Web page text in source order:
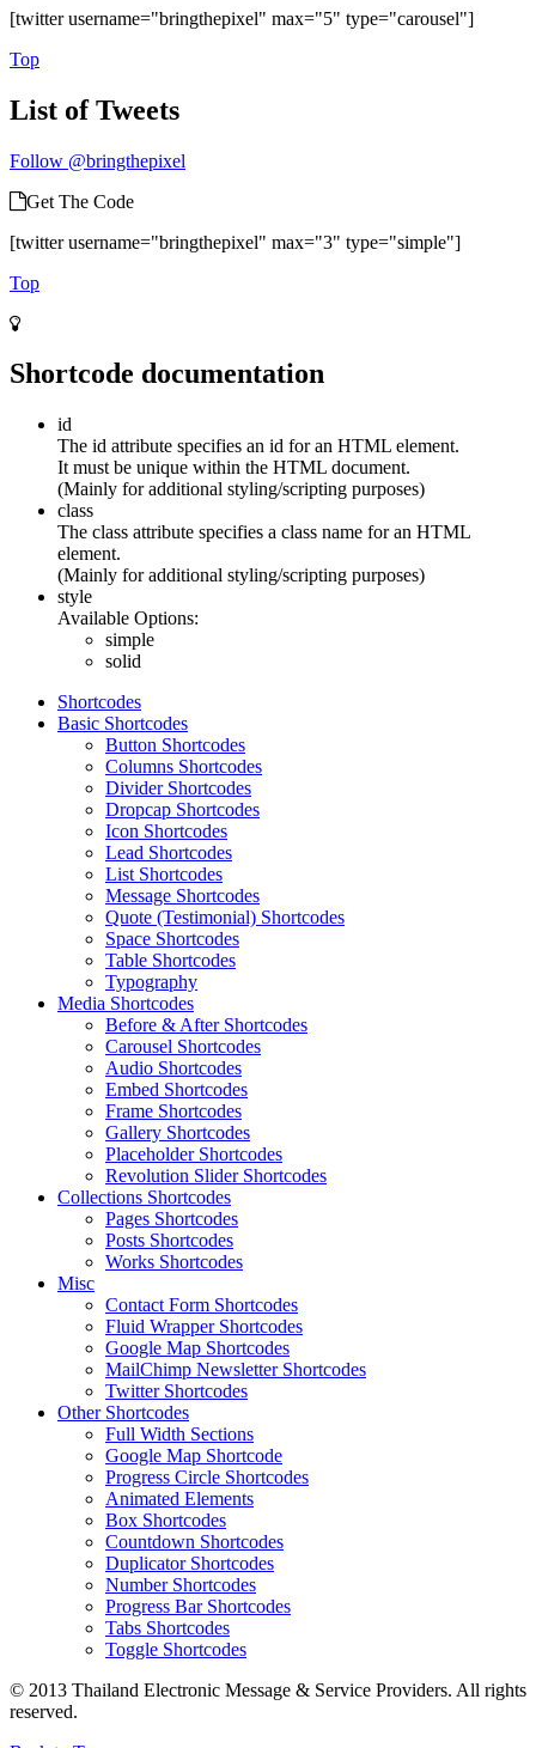
[twitter username="bringthepixel" max="5" type="carousel"]
Top
List of Tweets
Follow @bringthepixel
Get The Code
[twitter username="bringthepixel" max="3" type="simple"]
Top
Shortcode documentation
id
The id attribute specifies an id for an HTML element.
It must be unique within the HTML document.
(Mainly for additional styling/scripting purposes)
class
The class attribute specifies a class name for an HTML
element.
(Mainly for additional styling/scripting purposes)
style
Available Options:
simple
solid
Shortcodes
Basic Shortcodes
Button Shortcodes
Columns Shortcodes
Divider Shortcodes
Dropcap Shortcodes
Icon Shortcodes
Lead Shortcodes
List Shortcodes
Message Shortcodes
Quote (Testimonial) Shortcodes
Space Shortcodes
Table Shortcodes
Typography
Media Shortcodes
Before & After Shortcodes
Carousel Shortcodes
Audio Shortcodes
Embed Shortcodes
Frame Shortcodes
Gallery Shortcodes
Placeholder Shortcodes
Revolution Slider Shortcodes
Collections Shortcodes
Pages Shortcodes
Posts Shortcodes
Works Shortcodes
Misc
Contact Form Shortcodes
Fluid Wrapper Shortcodes
Google Map Shortcodes
MailChimp Newsletter Shortcodes
Twitter Shortcodes
Other Shortcodes
Full Width Sections
Google Map Shortcode
Progress Circle Shortcodes
Animated Elements
Box Shortcodes
Countdown Shortcodes
Duplicator Shortcodes
Number Shortcodes
Progress Bar Shortcodes
Tabs Shortcodes
Toggle Shortcodes
© 2013 Thailand Electronic Message & Service Providers. All rights
reserved.